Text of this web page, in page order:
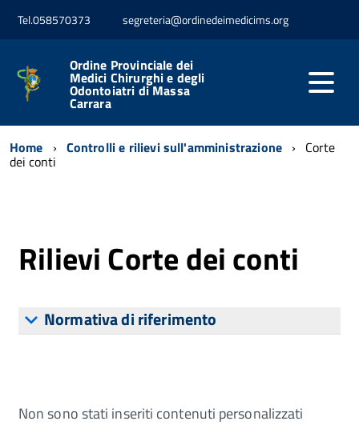
Tel.058570373 segreteria@ordinedeimedicims.org
Ordine Provinciale dei
Medici Chirurghi e degli
Odontoiatri di Massa
Carrara
Home Controlli e rilievi sull'amministrazione Corte
dei conti
Rilievi Corte dei conti
Normativa di riferimento
Non sono stati inseriti contenuti personalizzati